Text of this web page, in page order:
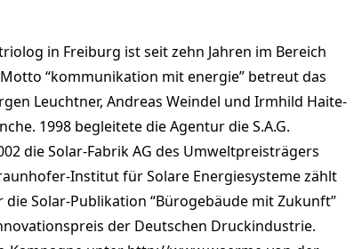
in Freiburg ist seit zehn Jahren im Bereich
“kommunikation mit energie” betreut das
Leuchtner, Andreas Weindel und Irmhild Haite-
1998 begleitete die Agentur die S.A.G.
die Solar-Fabrik AG des Umweltpreisträgers
Institut für Solare Energiesysteme zählt
Solar-Publikation “Bürogebäude mit Zukunft”
der Deutschen Druckindustrie.